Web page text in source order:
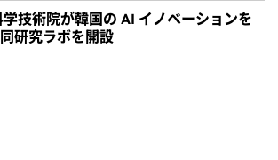
技術院が韓国の AI イノベーションを
研究ラボを開設